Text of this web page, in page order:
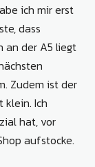
ich mir erst
dass
an der A5 liegt
Zudem ist der
Ich
hat, vor
aufstocke.